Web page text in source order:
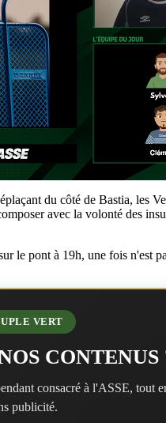
du côté de Bastia, les
avec la volonté des
le pont à 19h, une fois n'est
VERT
CONTENUS
consacré à l'ASSE, tout
publicité.